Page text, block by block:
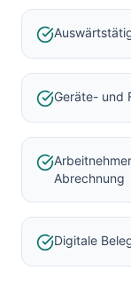
Geräte- und
Abrechnung
Digitale